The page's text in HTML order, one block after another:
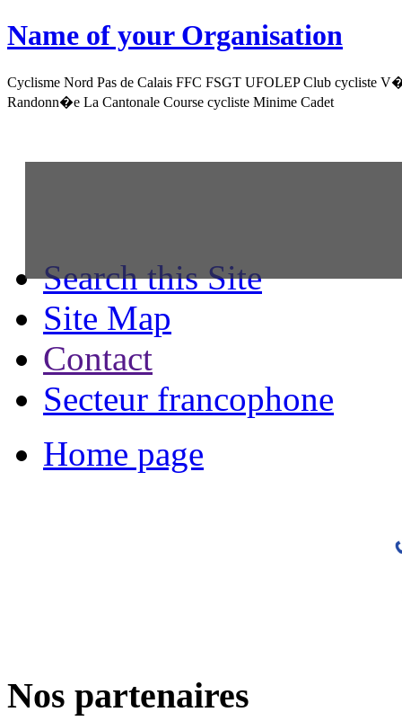
Name of your Organisation
Cyclisme Nord Pas de Calais FFC FSGT UFOLEP Club cycliste
Randonn�e La Cantonale Course cycliste Minime Cadet
Search this Site
Site Map
Contact
Secteur francophone
Home page
Nos partenaires